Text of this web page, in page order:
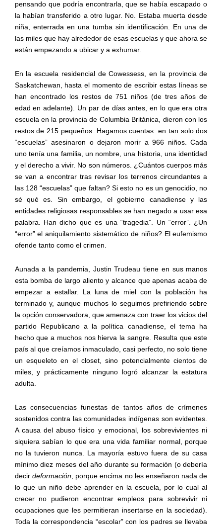
pensando que podría encontrarla, que se había escapado o
la habían transferido a otro lugar. No. Estaba muerta desde
niña, enterrada en una tumba sin identificación. En una de
las miles que hay alrededor de esas escuelas y que ahora se
están empezando a ubicar y a exhumar.
En la escuela residencial de Cowessess, en la provincia de
Saskatchewan, hasta el momento de escribir estas líneas se
han encontrado los restos de 751 niños (de tres años de
edad en adelante). Un par de días antes, en lo que era otra
escuela en la provincia de Columbia Británica, dieron con los
restos de 215 pequeños. Hagamos cuentas: en tan solo dos
“escuelas” asesinaron o dejaron morir a 966 niños. Cada
uno tenía una familia, un nombre, una historia, una identidad
y el derecho a vivir. No son números. ¿Cuántos cuerpos más
se van a encontrar tras revisar los terrenos circundantes a
las 128 “escuelas” que faltan? Si esto no es un genocidio, no
sé qué es. Sin embargo, el gobierno canadiense y las
entidades religiosas responsables se han negado a usar esa
palabra. Han dicho que es una “tragedia”. Un “error”. ¿Un
“error” el aniquilamiento sistemático de niños? El eufemismo
ofende tanto como el crimen.
Aunada a la pandemia, Justin Trudeau tiene en sus manos
esta bomba de largo aliento y alcance que apenas acaba de
empezar a estallar. La luna de miel con la población ha
terminado y, aunque muchos lo seguimos prefiriendo sobre
la opción conservadora, que amenaza con traer los vicios del
partido Republicano a la política canadiense, el tema ha
hecho que a muchos nos hierva la sangre. Resulta que este
país al que creíamos inmaculado, casi perfecto, no solo tiene
un esqueleto en el closet, sino potencialmente cientos de
miles, y prácticamente ninguno logró alcanzar la estatura
adulta.
Las consecuencias funestas de tantos años de crímenes
sostenidos contra las comunidades indígenas son evidentes.
A causa del abuso físico y emocional, los sobrevivientes ni
siquiera sabían lo que era una vida familiar normal, porque
no la tuvieron nunca. La mayoría estuvo fuera de su casa
mínimo diez meses del año durante su formación (o debería
decir deformación, porque encima no les enseñaron nada de
lo que un niño debe aprender en la escuela, por lo cual al
crecer no pudieron encontrar empleos para sobrevivir ni
ocupaciones que les permitieran insertarse en la sociedad).
Toda la correspondencia “escolar” con los padres se llevaba